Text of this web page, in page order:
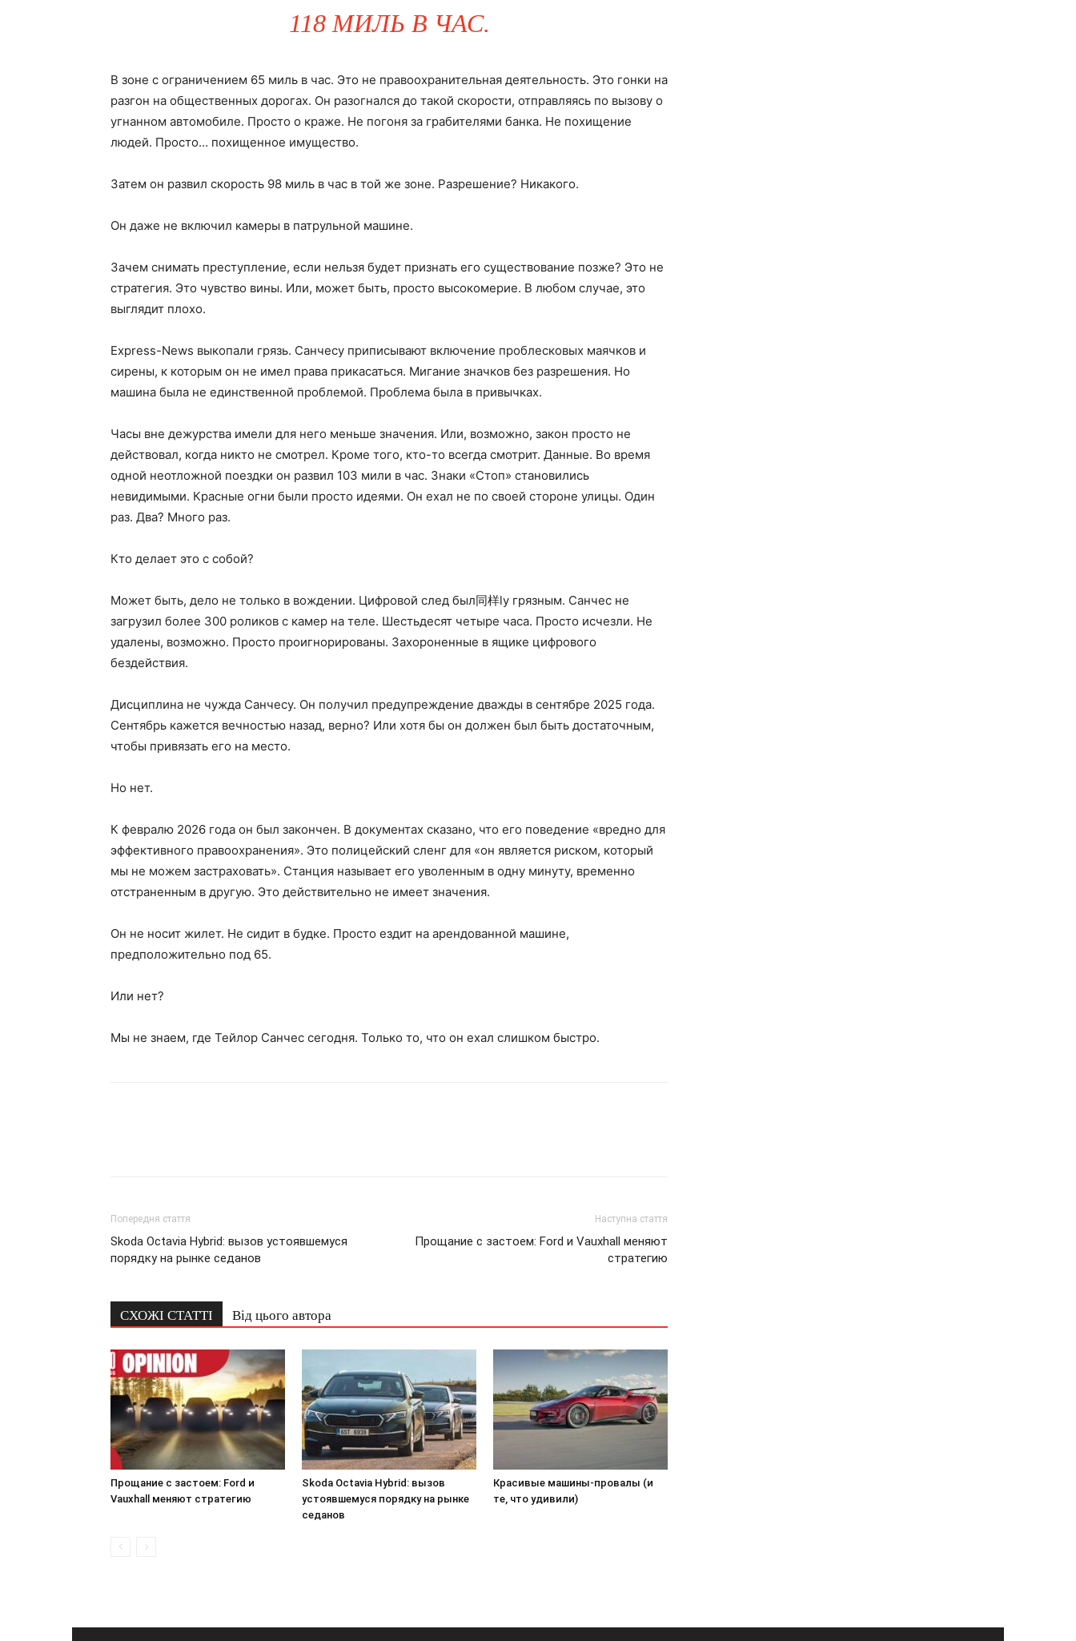
118 МИЛЬ В ЧАС.
В зоне с ограничением 65 миль в час. Это не правоохранительная деятельность. Это гонки на
разгон на общественных дорогах. Он разогнался до такой скорости, отправляясь по вызову о
угнанном автомобиле. Просто о краже. Не погоня за грабителями банка. Не похищение
людей. Просто… похищенное имущество.
Затем он развил скорость 98 миль в час в той же зоне. Разрешение? Никакого.
Он даже не включил камеры в патрульной машине.
Зачем снимать преступление, если нельзя будет признать его существование позже? Это не
стратегия. Это чувство вины. Или, может быть, просто высокомерие. В любом случае, это
выглядит плохо.
Express-News выкопали грязь. Санчесу приписывают включение проблесковых маячков и
сирены, к которым он не имел права прикасаться. Мигание значков без разрешения. Но
машина была не единственной проблемой. Проблема была в привычках.
Часы вне дежурства имели для него меньше значения. Или, возможно, закон просто не
действовал, когда никто не смотрел. Кроме того, кто-то всегда смотрит. Данные. Во время
одной неотложной поездки он развил 103 мили в час. Знаки «Стоп» становились
невидимыми. Красные огни были просто идеями. Он ехал не по своей стороне улицы. Один
раз. Два? Много раз.
Кто делает это с собой?
Может быть, дело не только в вождении. Цифровой след был同样ly грязным. Санчес не
загрузил более 300 роликов с камер на теле. Шестьдесят четыре часа. Просто исчезли. Не
удалены, возможно. Просто проигнорированы. Захороненные в ящике цифрового
бездействия.
Дисциплина не чужда Санчесу. Он получил предупреждение дважды в сентябре 2025 года.
Сентябрь кажется вечностью назад, верно? Или хотя бы он должен был быть достаточным,
чтобы привязать его на место.
Но нет.
К февралю 2026 года он был закончен. В документах сказано, что его поведение «вредно для
эффективного правоохранения». Это полицейский сленг для «он является риском, который
мы не можем застраховать». Станция называет его уволенным в одну минуту, временно
отстраненным в другую. Это действительно не имеет значения.
Он не носит жилет. Не сидит в будке. Просто ездит на арендованной машине,
предположительно под 65.
Или нет?
Мы не знаем, где Тейлор Санчес сегодня. Только то, что он ехал слишком быстро.
Попередня стаття
Skoda Octavia Hybrid: вызов устоявшемуся
порядку на рынке седанов
Наступна стаття
Прощание с застоем: Ford и Vauxhall меняют
стратегию
СХОЖІ СТАТТІ Від цього автора
Прощание с застоем: Ford и
Vauxhall меняют стратегию
Skoda Octavia Hybrid: вызов
устоявшемуся порядку на рынке
седанов
Красивые машины-провалы (и
те, что удивили)